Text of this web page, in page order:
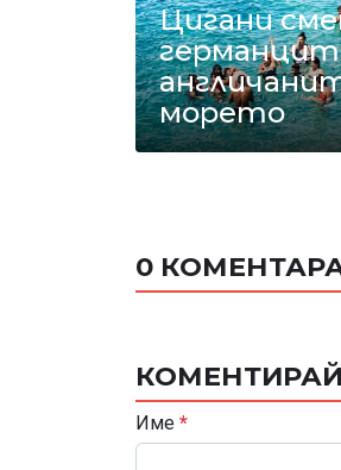
Цигани
морето
0
КОМЕНТИРАЙ
Име *